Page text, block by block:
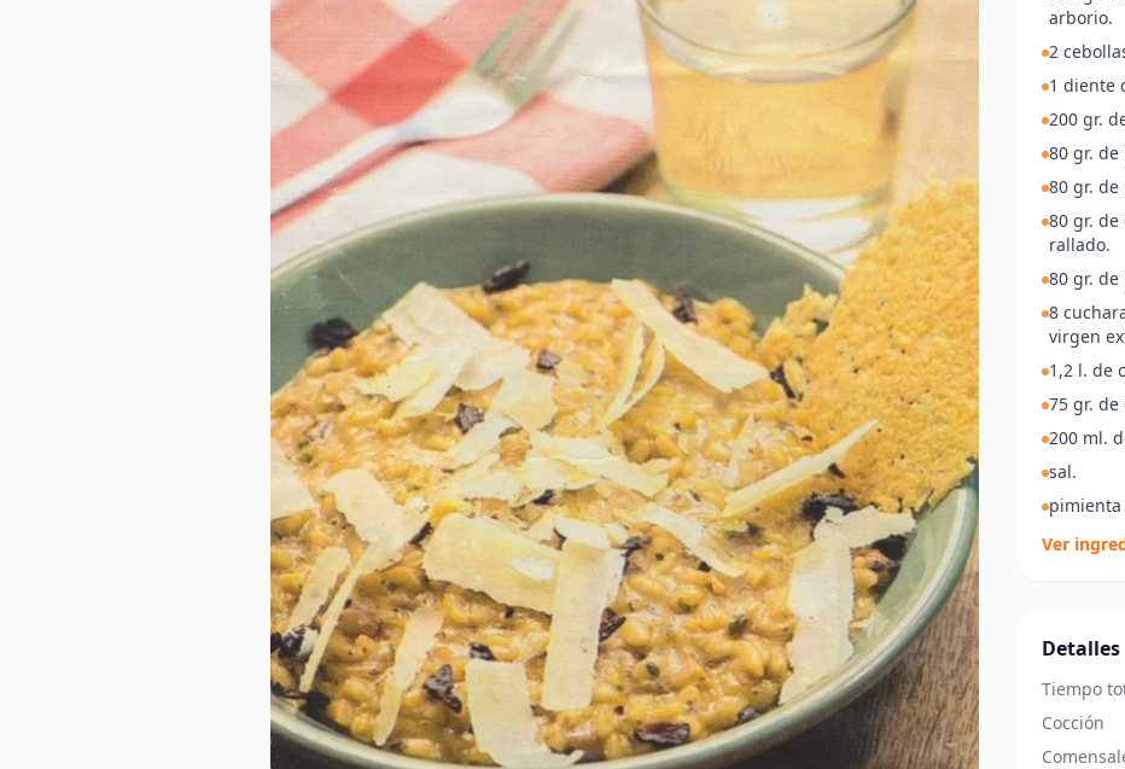
arborio.
2
1 diente
200 gr.
80 gr. de
80 gr. de
80 gr. de
rallado.
80 gr. de
8
virgen
1,2 l. de
75 gr. de
200 ml.
sal.
pimienta
Ver
Detalles
Tiempo
Cocción